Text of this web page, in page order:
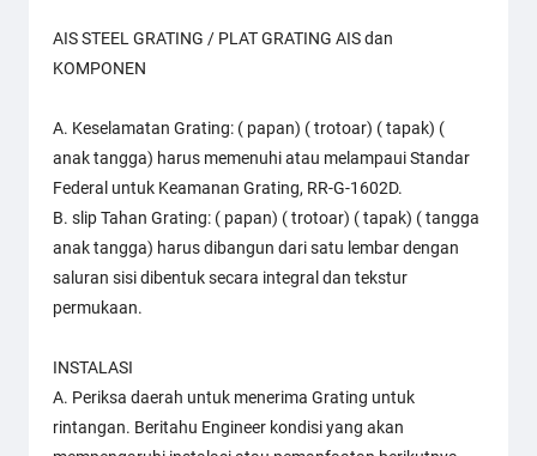
AIS STEEL GRATING / PLAT GRATING AIS dan
KOMPONEN
A. Keselamatan Grating: ( papan) ( trotoar) ( tapak) (
anak tangga) harus memenuhi atau melampaui Standar
Federal untuk Keamanan Grating, RR-G-1602D.
B. slip Tahan Grating: ( papan) ( trotoar) ( tapak) ( tangga
anak tangga) harus dibangun dari satu lembar dengan
saluran sisi dibentuk secara integral dan tekstur
permukaan.
INSTALASI
A. Periksa daerah untuk menerima Grating untuk
rintangan. Beritahu Engineer kondisi yang akan